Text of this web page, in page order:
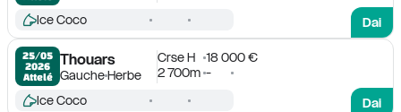
Dai
Ice Coco
25/05
2026
Attelé
Thouars
GaucheHerbe
Crse H
18 000 €
2 700m -
Dai
Ice Coco